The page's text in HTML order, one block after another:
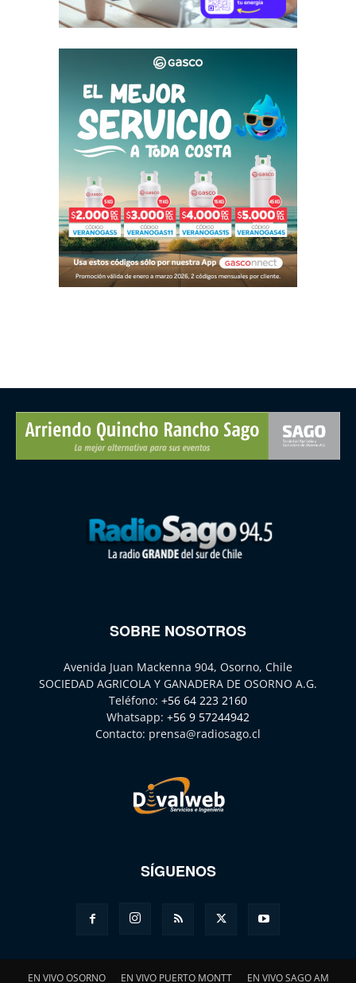
SOBRE NOSOTROS
Avenida Juan Mackenna 904, Osorno, Chile
SOCIEDAD AGRICOLA Y GANADERA DE OSORNO A.G.
Teléfono: +56 64 223 2160
Whatsapp: +56 9 57244942
Contacto: prensa@radiosago.cl
SÍGUENOS
EN VIVO OSORNO EN VIVO PUERTO MONTT EN VIVO SAGO AM